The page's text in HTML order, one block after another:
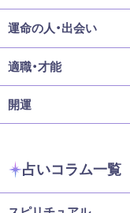
運命の人・出会い
適職・才能
開運
占いコラム一覧